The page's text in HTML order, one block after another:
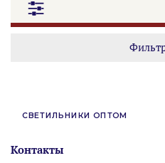
СВЕТИЛЬНИКИ ОПТОМ
Контакты